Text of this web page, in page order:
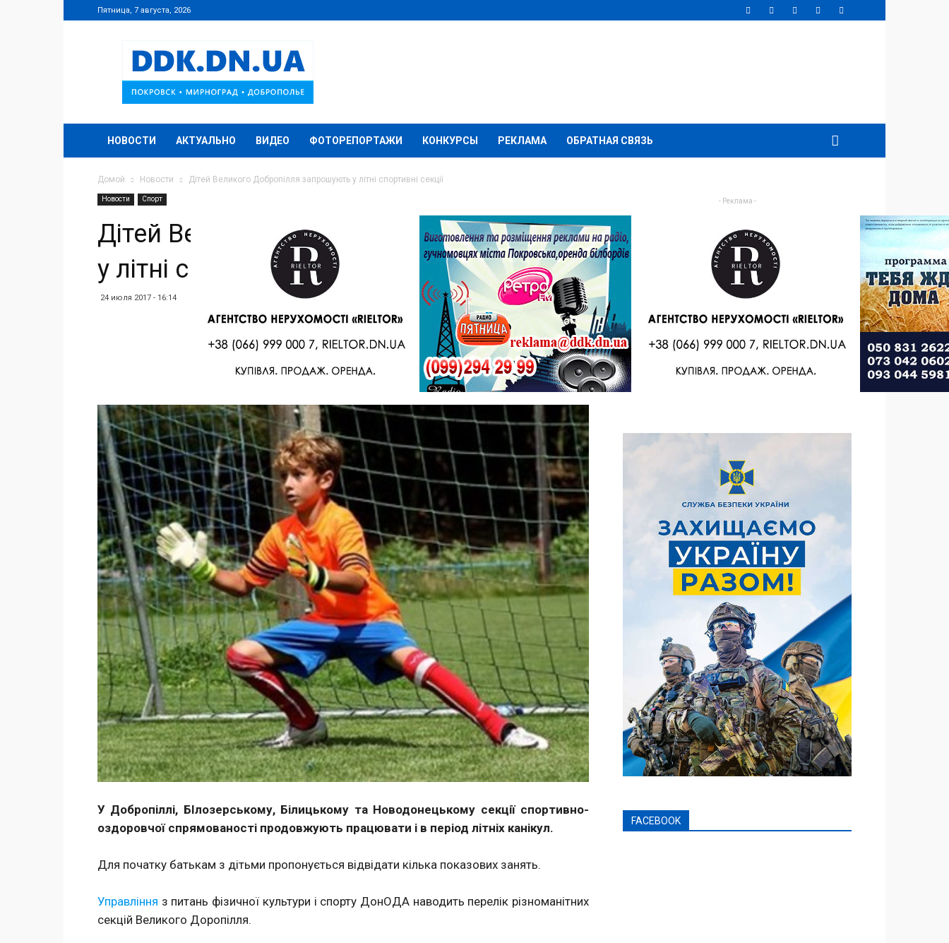
Пятница, 7 августа, 2026
DDK.DN.UA
НОВОСТИ АКТУАЛЬНО ВИДЕО ФОТОРЕПОРТАЖИ КОНКУРСЫ РЕКЛАМА ОБРАТНАЯ СВЯЗЬ
Домой Новости Дітей Великого Добропілля запрошують у літні спортивні секції
Новости Спорт
Дітей Великого Добропілля запрошують
у літні спортивні секції
24 июля 2017 - 16:14
У Добропіллі, БІлозерському, Білицькому та Новодонецькому секції спортивно-
оздоровчої спрямованості продовжують працювати і в період літніх канікул.
Для початку батькам з дітьми пропонується відвідати кілька показових занять.
Управління з питань фiзичної культури i спорту ДонОДА наводить перелік різноманітних
секцій Великого Доропілля.
- Реклама -
FACEBOOK